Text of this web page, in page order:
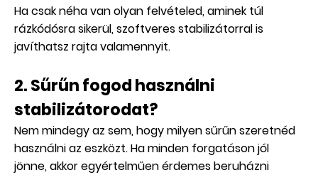
Ha csak néha van olyan felvételed, aminek túl
rázkódósra sikerül, szoftveres stabilizátorral is
javíthatsz rajta valamennyit.
2. Sűrűn fogod használni
stabilizátorodat?
Nem mindegy az sem, hogy milyen sűrűn szeretnéd
használni az eszközt. Ha minden forgatáson jól
jönne, akkor egyértelműen érdemes beruházni